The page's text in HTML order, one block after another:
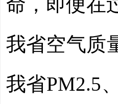
我省空气质
我省PM2.5